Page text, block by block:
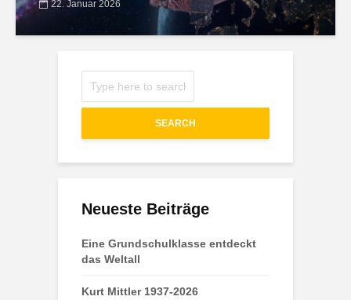
22. Januar 2026
SEARCH
Neueste Beiträge
Eine Grundschulklasse entdeckt
das Weltall
Kurt Mittler 1937-2026